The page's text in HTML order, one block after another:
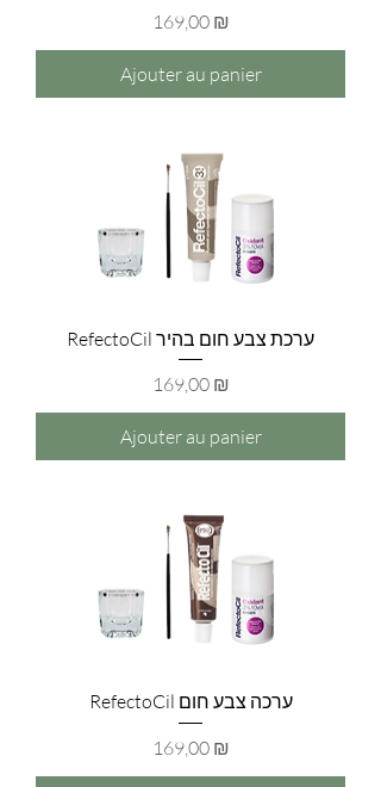
Prix
169,00 ₪
Ajouter au panier
RefectoCil ערכת צבע חום בהיר
Prix
169,00 ₪
Ajouter au panier
RefectoCil ערכה צבע חום
Prix
169,00 ₪